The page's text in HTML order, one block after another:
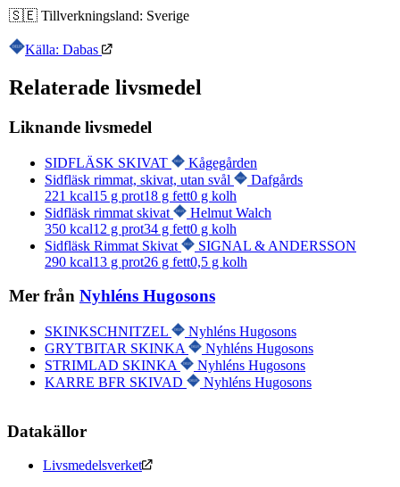
🇸🇪 Tillverkningsland: Sverige
Källa: Dabas
Relaterade livsmedel
Liknande livsmedel
SIDFLÄSK SKIVAT
Kågegården
Sidfläsk rimmat, skivat, utan svål
Dafgårds
221 kcal15 g prot18 g fett0 g kolh
Sidfläsk rimmat skivat
Helmut Walch
350 kcal12 g prot34 g fett0 g kolh
Sidfläsk Rimmat Skivat
SIGNAL & ANDERSSON
290 kcal13 g prot26 g fett0,5 g kolh
Mer från Nyhléns Hugosons
SKINKSCHNITZEL
Nyhléns Hugosons
GRYTBITAR SKINKA
Nyhléns Hugosons
STRIMLAD SKINKA
Nyhléns Hugosons
KARRE BFR SKIVAD
Nyhléns Hugosons
Datakällor
Livsmedelsverket